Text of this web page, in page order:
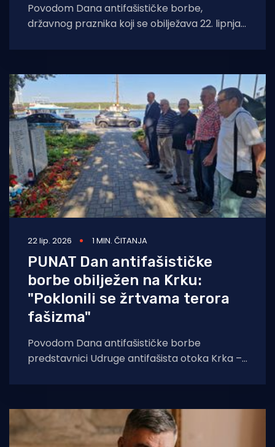
Povodom Dana antifašističke borbe,
državnog praznika koji se obilježava 22. lipnja,
zamjenik župana Zadarske
22 lip. 2026 1 MIN. ČITANJA
PUNAT Dan antifašističke
borbe obilježen na Krku:
"Poklonili se žrtvama terora
fašizma"
Povodom Dana antifašističke borbe
predstavnici Udruge antifašista otoka Krka –
položili su cvijeće i zapalili